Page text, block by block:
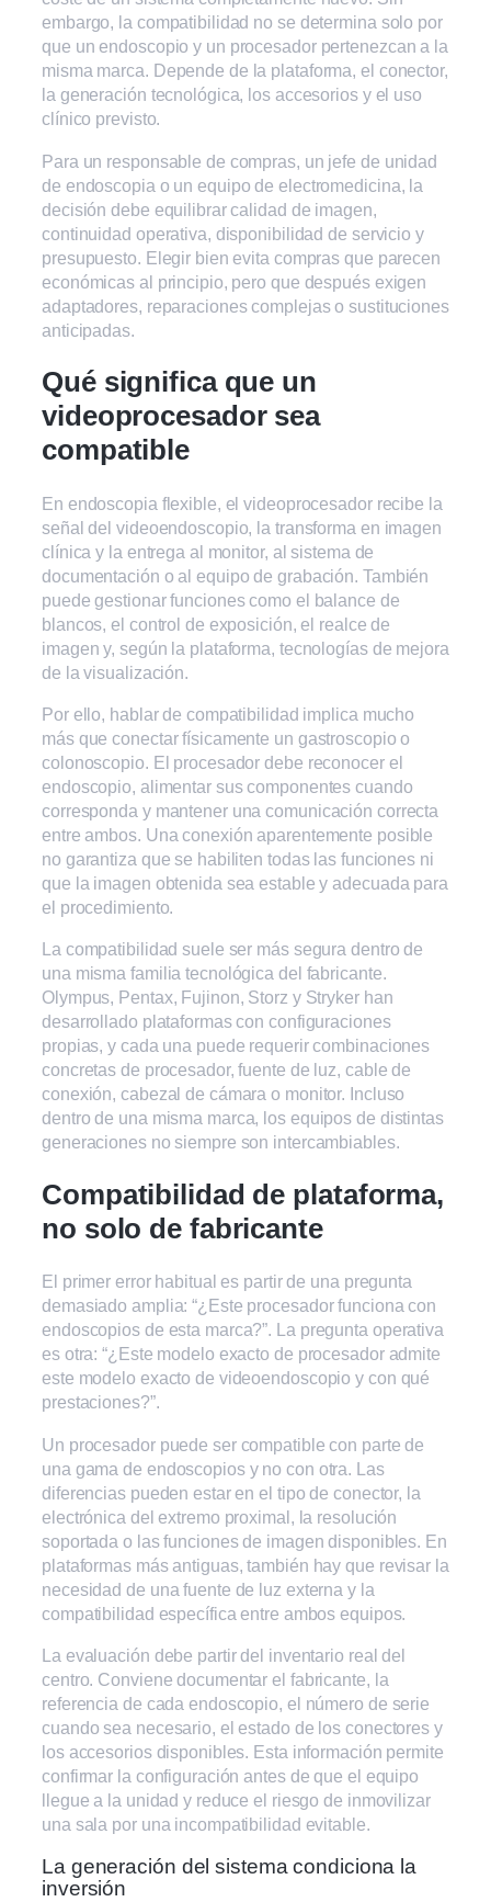
embargo, la compatibilidad no se determina solo por
que un endoscopio y un procesador pertenezcan a la
misma marca. Depende de la plataforma, el conector,
la generación tecnológica, los accesorios y el uso
clínico previsto.
Para un responsable de compras, un jefe de unidad
de endoscopia o un equipo de electromedicina, la
decisión debe equilibrar calidad de imagen,
continuidad operativa, disponibilidad de servicio y
presupuesto. Elegir bien evita compras que parecen
económicas al principio, pero que después exigen
adaptadores, reparaciones complejas o sustituciones
anticipadas.
Qué significa que un
videoprocesador sea
compatible
En endoscopia flexible, el videoprocesador recibe la
señal del videoendoscopio, la transforma en imagen
clínica y la entrega al monitor, al sistema de
documentación o al equipo de grabación. También
puede gestionar funciones como el balance de
blancos, el control de exposición, el realce de
imagen y, según la plataforma, tecnologías de mejora
de la visualización.
Por ello, hablar de compatibilidad implica mucho
más que conectar físicamente un gastroscopio o
colonoscopio. El procesador debe reconocer el
endoscopio, alimentar sus componentes cuando
corresponda y mantener una comunicación correcta
entre ambos. Una conexión aparentemente posible
no garantiza que se habiliten todas las funciones ni
que la imagen obtenida sea estable y adecuada para
el procedimiento.
La compatibilidad suele ser más segura dentro de
una misma familia tecnológica del fabricante.
Olympus, Pentax, Fujinon, Storz y Stryker han
desarrollado plataformas con configuraciones
propias, y cada una puede requerir combinaciones
concretas de procesador, fuente de luz, cable de
conexión, cabezal de cámara o monitor. Incluso
dentro de una misma marca, los equipos de distintas
generaciones no siempre son intercambiables.
Compatibilidad de plataforma,
no solo de fabricante
El primer error habitual es partir de una pregunta
demasiado amplia: “¿Este procesador funciona con
endoscopios de esta marca?”. La pregunta operativa
es otra: “¿Este modelo exacto de procesador admite
este modelo exacto de videoendoscopio y con qué
prestaciones?”.
Un procesador puede ser compatible con parte de
una gama de endoscopios y no con otra. Las
diferencias pueden estar en el tipo de conector, la
electrónica del extremo proximal, la resolución
soportada o las funciones de imagen disponibles. En
plataformas más antiguas, también hay que revisar la
necesidad de una fuente de luz externa y la
compatibilidad específica entre ambos equipos.
La evaluación debe partir del inventario real del
centro. Conviene documentar el fabricante, la
referencia de cada endoscopio, el número de serie
cuando sea necesario, el estado de los conectores y
los accesorios disponibles. Esta información permite
confirmar la configuración antes de que el equipo
llegue a la unidad y reduce el riesgo de inmovilizar
una sala por una incompatibilidad evitable.
La generación del sistema condiciona la
inversión